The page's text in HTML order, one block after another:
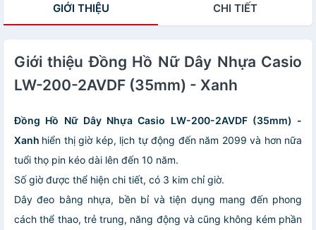
GIỚI THIỆU CHI TIẾT
Giới thiệu Đồng Hồ Nữ Dây Nhựa Casio
LW-200-2AVDF (35mm) - Xanh
Đồng Hồ Nữ Dây Nhựa Casio LW-200-2AVDF (35mm) -
Xanh hiển thị giờ kép, lịch tự động đến năm 2099 và hơn nữa
tuổi thọ pin kéo dài lên đến 10 năm.
Số giờ được thể hiện chi tiết, có 3 kim chỉ giờ.
Dây đeo bằng nhựa, bền bỉ và tiện dụng mang đến phong
cách thể thao, trẻ trung, năng động và cũng không kém phần